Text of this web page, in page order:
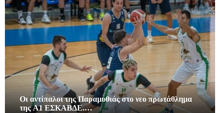
Οι αντίπαλοι της Παραμυθιάς στο νεο πρωτάθλημα
της A1 ΕΣΚΑΒΔΕ.…